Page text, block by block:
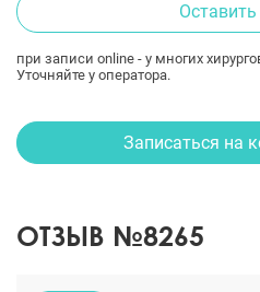
при записи online - у многих
Уточняйте у оператора.
Записаться на
ОТЗЫВ №8265